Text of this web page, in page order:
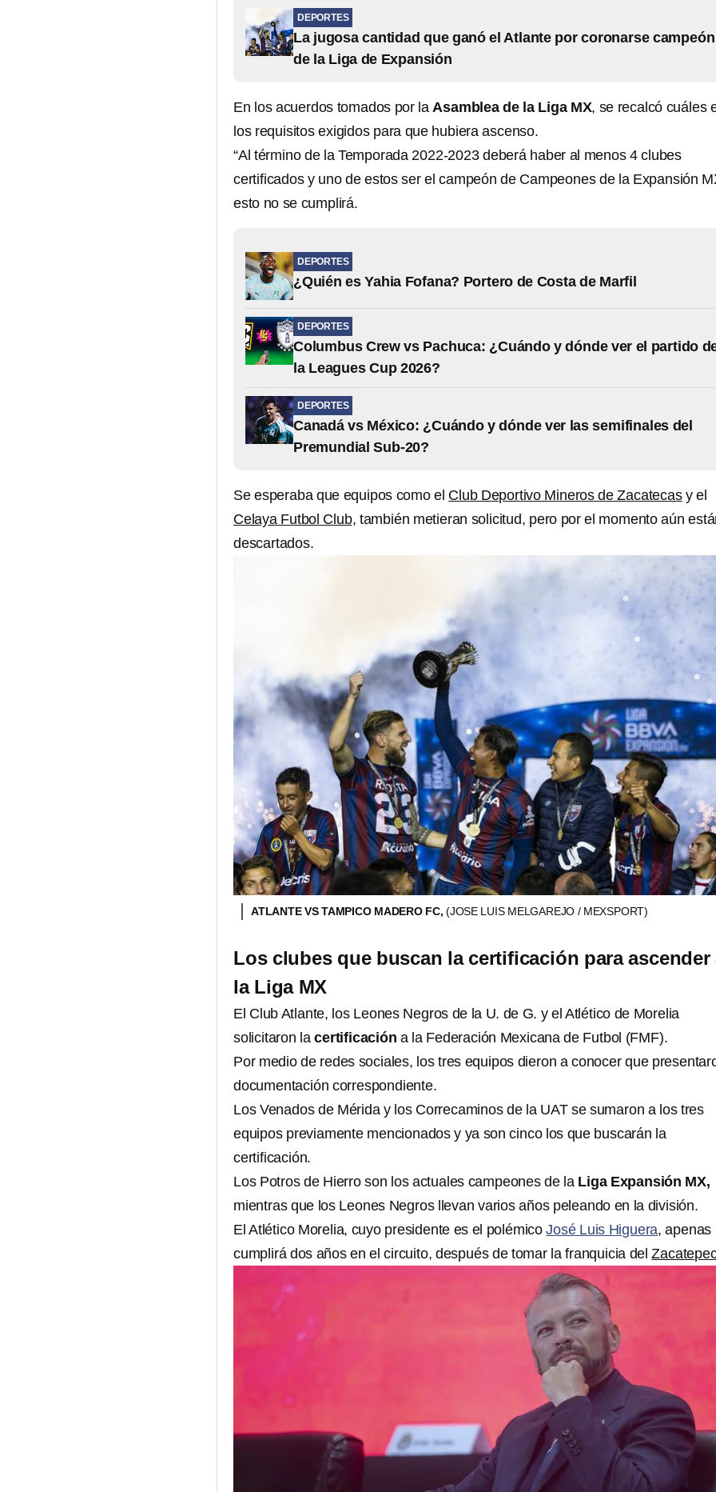
DEPORTES
La jugosa cantidad que ganó el Atlante por coronarse campeón
de la Liga de Expansión
En los acuerdos tomados por laAsamblea de la Liga MX, se recalcó cuáles
los requisitos exigidos para que hubiera ascenso.
“Al término de la Temporada 2022-2023 deberá haber al menos 4 clubes
certificados y uno de estos ser el campeón de Campeones de la Expansión
esto no se cumplirá.
DEPORTES
¿Quién es Yahia Fofana? Portero de Costa de Marfil
DEPORTES
Columbus Crew vs Pachuca: ¿Cuándo y dónde ver el partido
la Leagues Cup 2026?
DEPORTES
Canadá vs México: ¿Cuándo y dónde ver las semifinales del
Premundial Sub-20?
Se esperaba que equipos como el Club Deportivo Mineros de Zacatecasy el
Celaya Futbol Club, también metieran solicitud, pero por el momento aún
descartados.
ATLANTE VS TAMPICO MADERO FC, (JOSE LUIS MELGAREJO / MEXSPORT)
Los clubes que buscan la certificación para ascender
la Liga MX
El Club Atlante, los Leones Negros de la U. de G. y el Atlético de Morelia
solicitaron lacertificación a la Federación Mexicana de Futbol (FMF).
Por medio de redes sociales, los tres equipos dieron a conocer que
documentación correspondiente.
Los Venados de Mérida y los Correcaminos de la UAT se sumaron a los tres
equipos previamente mencionados y ya son cinco los que buscarán la
certificación.
Los Potros de Hierro son los actuales campeones de la Liga Expansión MX,
mientras que los Leones Negros llevan varios años peleando en la división.
El Atlético Morelia, cuyo presidente es el polémicoJosé Luis Higuera, apenas
cumplirá dos años en el circuito, después de tomar la franquicia del